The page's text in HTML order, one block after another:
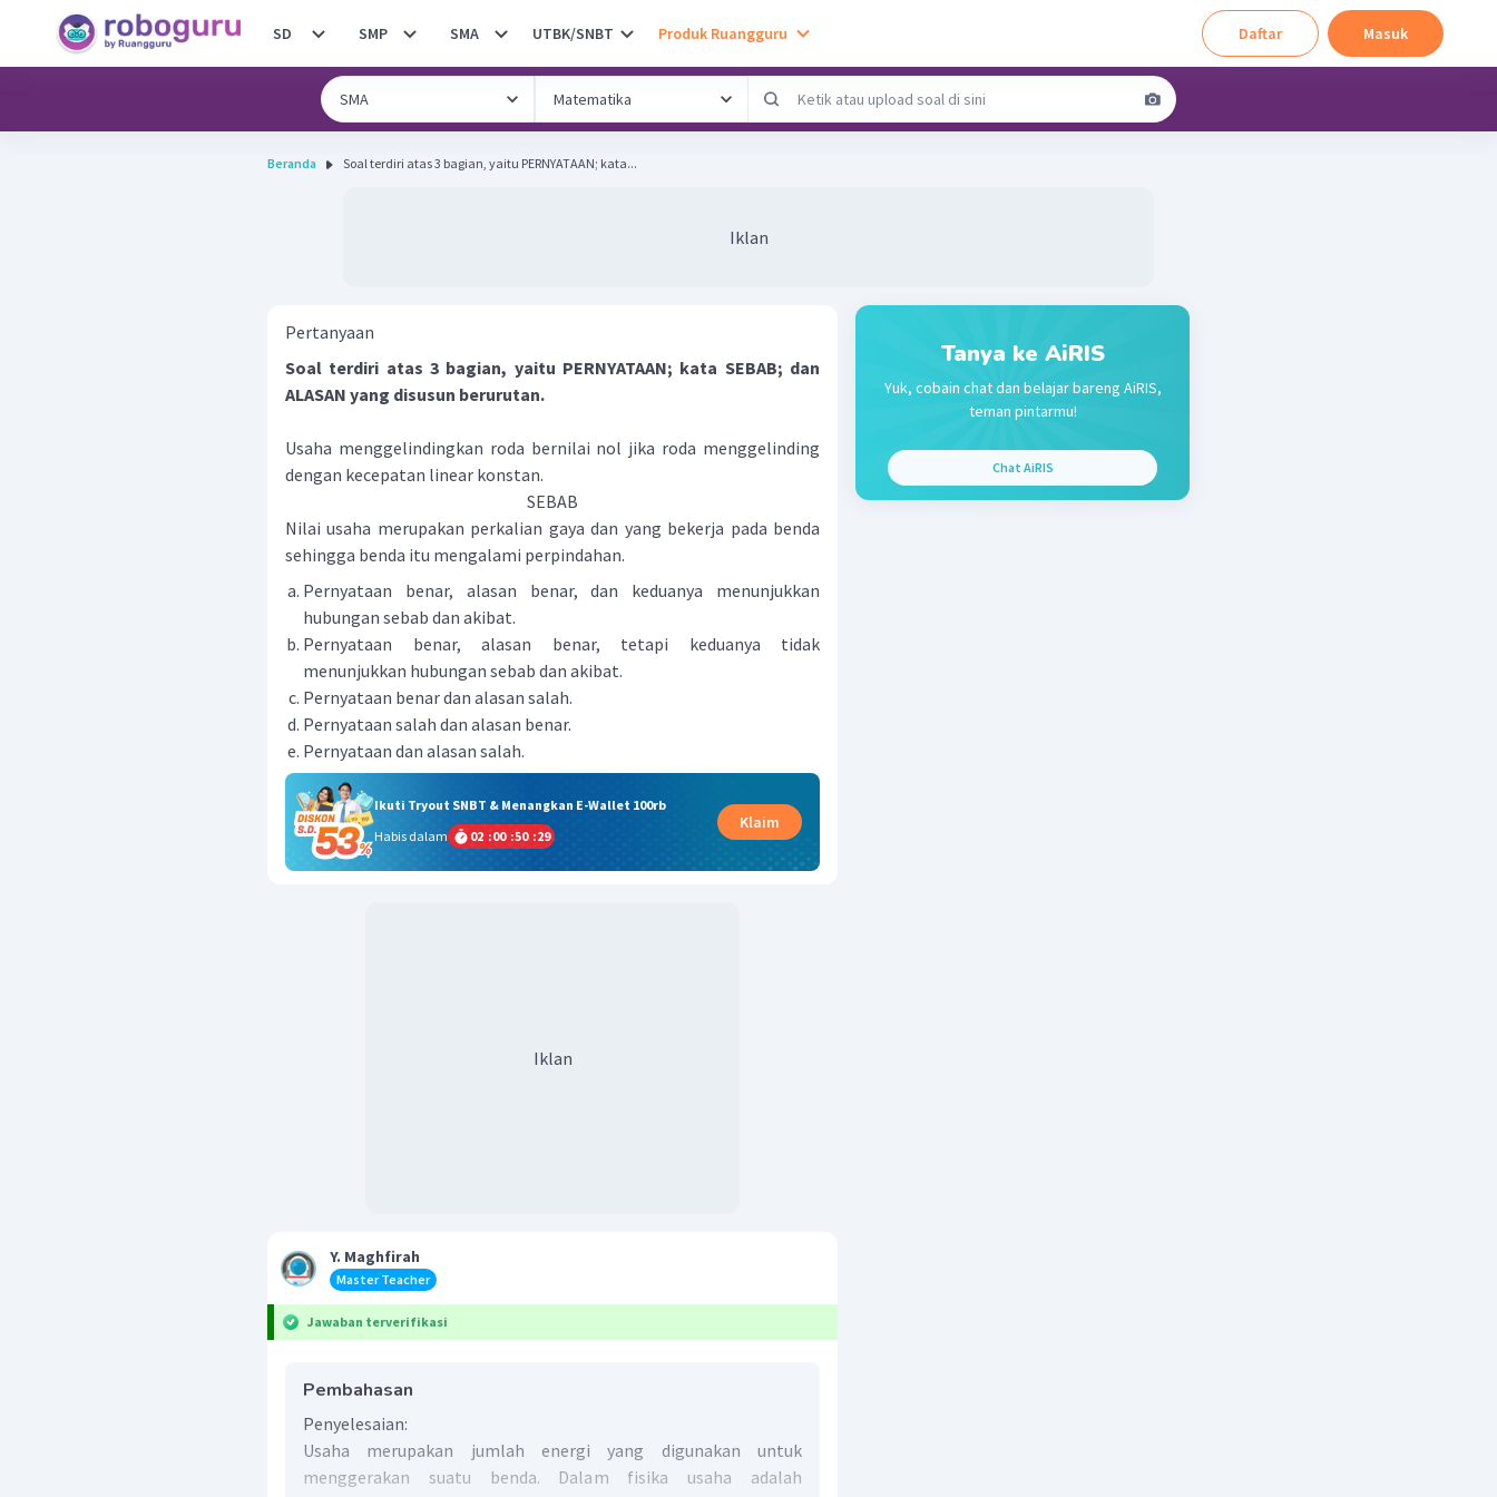
SD SMP SMA UTBK/SNBT Produk Ruangguru Daftar Masuk
Beranda Soal terdiri atas 3 bagian, yaitu PERNYATAAN; kata...
Iklan
Pertanyaan
Soal terdiri atas 3 bagian, yaitu PERNYATAAN; kata SEBAB; dan
ALASAN yang disusun berurutan.
Usaha menggelindingkan roda bernilai nol jika roda menggelinding
dengan kecepatan linear konstan.
SEBAB
Nilai usaha merupakan perkalian gaya dan yang bekerja pada benda
sehingga benda itu mengalami perpindahan.
Pernyataan benar, alasan benar, dan keduanya menunjukkan
hubungan sebab dan akibat.
Pernyataan benar, alasan benar, tetapi keduanya tidak
menunjukkan hubungan sebab dan akibat.
Pernyataan benar dan alasan salah.
Pernyataan salah dan alasan benar.
Pernyataan dan alasan salah.
Ikuti Tryout SNBT & Menangkan E-Wallet 100rb
Habis dalam
02 :00 :50 :29
Klaim
Iklan
Y. Maghfirah
Master Teacher
Jawaban terverifikasi
Pembahasan
Penyelesaian:
Usaha merupakan jumlah energi yang digunakan untuk
menggerakan suatu benda. Dalam fisika usaha adalah
Tanya ke AiRIS
Yuk, cobain chat dan belajar bareng AiRIS,
teman pintarmu!
Chat AiRIS